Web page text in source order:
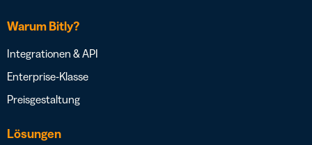
Warum Bitly?
Integrationen & API
Enterprise-Klasse
Preisgestaltung
Lösungen